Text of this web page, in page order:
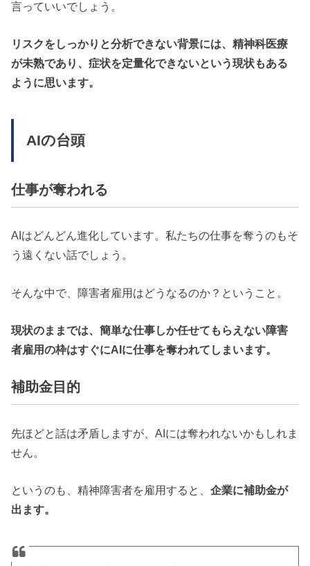
言っていいでしょう。
リスクをしっかりと分析できない背景には、精神科医療
が未熟であり、症状を定量化できないという現状もある
ように思います。
AIの台頭
仕事が奪われる
AIはどんどん進化しています。私たちの仕事を奪うのもそ
う遠くない話でしょう。
そんな中で、障害者雇用はどうなるのか？ということ。
現状のままでは、簡単な仕事しか任せてもらえない障害
者雇用の枠はすぐにAIに仕事を奪われてしまいます。
補助金目的
先ほどと話は矛盾しますが、AIには奪われないかもしれま
せん。
というのも、精神障害者を雇用すると、企業に補助金が
出ます。